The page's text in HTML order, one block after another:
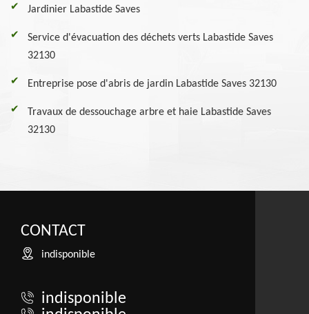
Jardinier Labastide Saves
Service d'évacuation des déchets verts Labastide Saves
32130
Entreprise pose d'abris de jardin Labastide Saves 32130
Travaux de dessouchage arbre et haie Labastide Saves
32130
CONTACT
indisponible
indisponible